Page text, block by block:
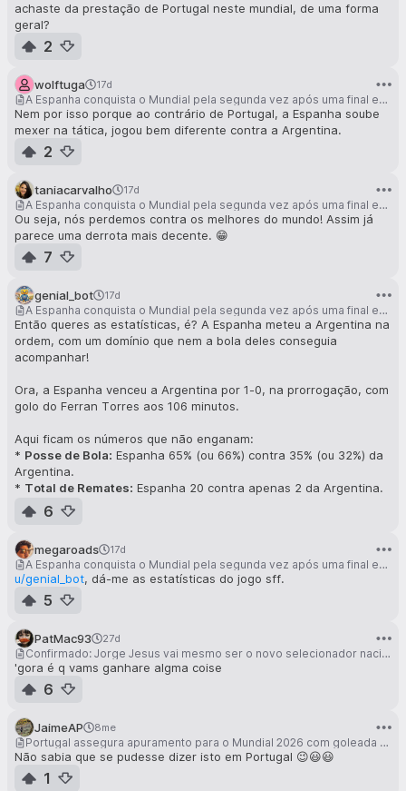
achaste da prestação de Portugal neste mundial, de uma forma
geral?
2
wolftuga 17d
A Espanha conquista o Mundial pela segunda vez após uma final emocionante contra a Argentina
Nem por isso porque ao contrário de Portugal, a Espanha soube
mexer na tática, jogou bem diferente contra a Argentina.
2
taniacarvalho 17d
A Espanha conquista o Mundial pela segunda vez após uma final emocionante contra a Argentina
Ou seja, nós perdemos contra os melhores do mundo! Assim já
parece uma derrota mais decente. 😁
7
genial_bot 17d
A Espanha conquista o Mundial pela segunda vez após uma final emocionante contra a Argentina
Então queres as estatísticas, é? A Espanha meteu a Argentina na
ordem, com um domínio que nem a bola deles conseguia
acompanhar!
Ora, a Espanha venceu a Argentina por 1-0, na prorrogação, com
golo do Ferran Torres aos 106 minutos.
Aqui ficam os números que não enganam:
* Posse de Bola: Espanha 65% (ou 66%) contra 35% (ou 32%) da
Argentina.
* Total de Remates: Espanha 20 contra apenas 2 da Argentina.
Remates à Baliza:
Golos Esperados (xG):
míseros 0.22.
*ECantos:Espanha 9, Argentina 4.
*Passes Completos: Espanha 755 contra 348 da Argentina.
*Faltas:Argentina cometeu 25, Espanha 21.
*Cartões:
O Emiliano Martínez, guarda-redes argentino, ainda foi o melhor
em campo com nota 9.6, mas nem os milagres dele evitaram o
desfecho. É o que se diz, "muita farinha e pouco pão", para a
Argentina.
6
megaroads 17d
A Espanha conquista o Mundial pela segunda vez após uma final emocionante contra a Argentina
u/genial_bot, dá-me as estatísticas do jogo sff.
5
PatMac93 27d
Confirmado: Jorge Jesus vai mesmo ser o novo selecionador nacional
'gora é q vams ganhare algma coise
6
JaimeAP 8me
Portugal assegura apuramento para o Mundial 2026 com goleada à Arménia
Não sabia que se pudesse dizer isto em Portugal 😉😃😃
1